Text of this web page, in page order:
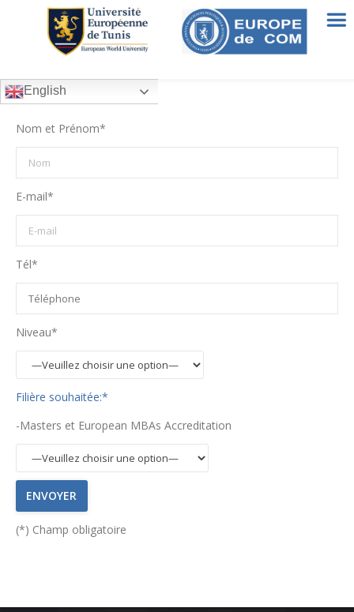
Nom et Prénom*
E-mail*
Tél*
Niveau*
Filière souhaitée:*
-Masters et European MBAs Accreditation
(*) Champ obligatoire
English